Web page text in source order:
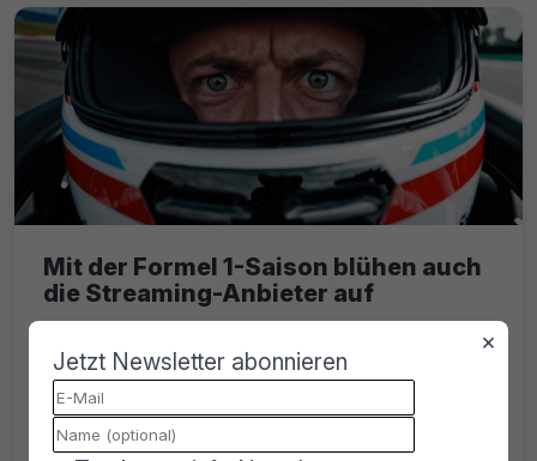
Mit der Formel 1-Saison blühen auch
die Streaming-Anbieter auf
Die Formel 1-Saison läuft. Der Große Preis
von Melbourne fand letzten Sonntag statt.
Damit steigt auch das Interesse an Piraten-
Portalen.
×
Jetzt Newsletter abonnieren